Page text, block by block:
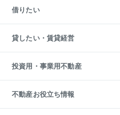
中古一戸建ての購入
不動産購入の流れ
注目キーワード物件特集
購入ガイド
English 繁体中文簡体中文
一戸建ての売却・査定
土地の売却・査定
スピードAI査定
不動産査定について
不動産売却の流れ
不動産買換えの流れ
売却ガイド
借りたい
オフィス・店舗の賃貸
借りるときの流れ
借りるガイド
貸したい・賃貸経営
マンション賃料データ
賃貸管理プラン
リロケーションについて
貸すガイド
投資用・事業用不動産
事業用不動産
マンション投資
投資用マンション
不動産お役立ち情報